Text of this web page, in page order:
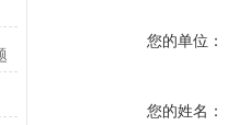
您的单位：
您的姓名：